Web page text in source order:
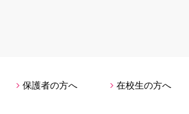
保護者の方へ 在校生の方へ